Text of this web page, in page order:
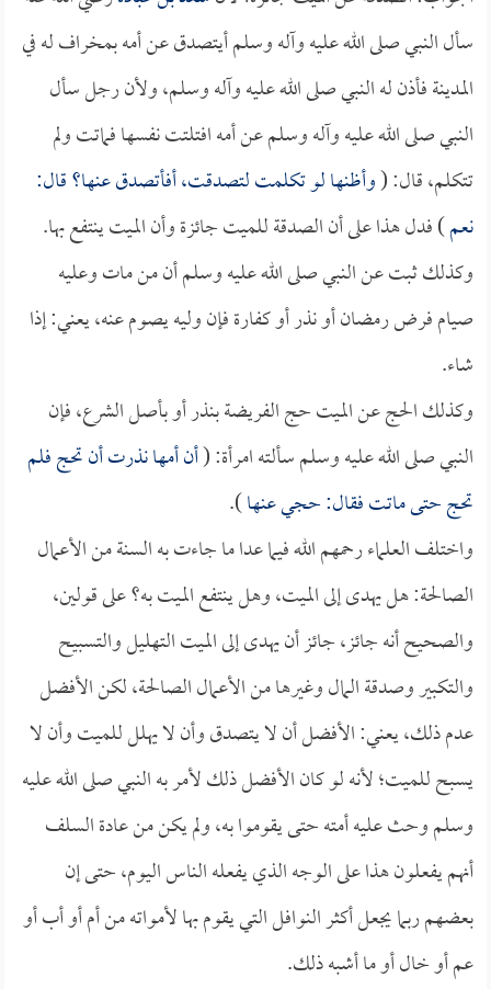
سأل النبي صلى الله عليه وآله وسلم أيتصدق عن أمه بمخراف له في
المدينة فأذن له النبي صلى الله عليه وآله وسلم، ولأن رجل سأل
النبي صلى الله عليه وآله وسلم عن أمه افتلتت نفسها فماتت ولم
تتكلم، قال: (وأظنها لو تكلمت لتصدقت، أفأتصدق عنها؟ قال:
نعم) فدل هذا على أن الصدقة للميت جائزة وأن الميت ينتفع بها.
وكذلك ثبت عن النبي صلى الله عليه وسلم أن من مات وعليه
صيام فرض رمضان أو نذر أو كفارة فإن وليه يصوم عنه، يعني: إذا
شاء.
وكذلك الحج عن الميت حج الفريضة بنذر أو بأصل الشرع، فإن
النبي صلى الله عليه وسلم سألته امرأة: (أن أمها نذرت أن تحج فلم
تحج حتى ماتت فقال: حجي عنها).
واختلف العلماء رحمهم الله فيما عدا ما جاءت به السنة من الأعمال
الصالحة: هل يهدى إلى الميت، وهل ينتفع الميت به؟ على قولين،
والصحيح أنه جائز، جائز أن يهدى إلى الميت التهليل والتسبيح
والتكبير وصدقة المال وغيرها من الأعمال الصالحة، لكن الأفضل
عدم ذلك، يعني: الأفضل أن لا يتصدق وأن لا يهلل للميت وأن لا
يسبح للميت؛ لأنه لو كان الأفضل ذلك لأمر به النبي صلى الله عليه
وسلم وحث عليه أمته حتى يقوموا به، ولم يكن من عادة السلف
أنهم يفعلون هذا على الوجه الذي يفعله الناس اليوم، حتى إن
بعضهم ربما يجعل أكثر النوافل التي يقوم بها لأمواته من أم أو أب أو
عم أو خال أو ما أشبه ذلك.